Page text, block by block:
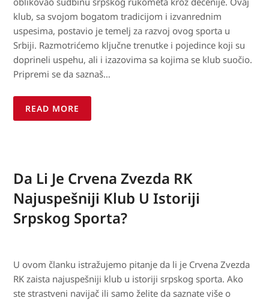
klub, sa svojom bogatom tradicijom i izvanrednim
uspesima, postavio je temelj za razvoj ovog sporta u
Srbiji. Razmotrićemo ključne trenutke i pojedince koji su
doprineli uspehu, ali i izazovima sa kojima se klub suočio.
Pripremi se da saznaš…
READ MORE
Da Li Je Crvena Zvezda RK
Najuspešniji Klub U Istoriji
Srpskog Sporta?
U ovom članku istražujemo pitanje da li je Crvena Zvezda
RK zaista najuspešniji klub u istoriji srpskog sporta. Ako
ste strastveni navijač ili samo želite da saznate više o